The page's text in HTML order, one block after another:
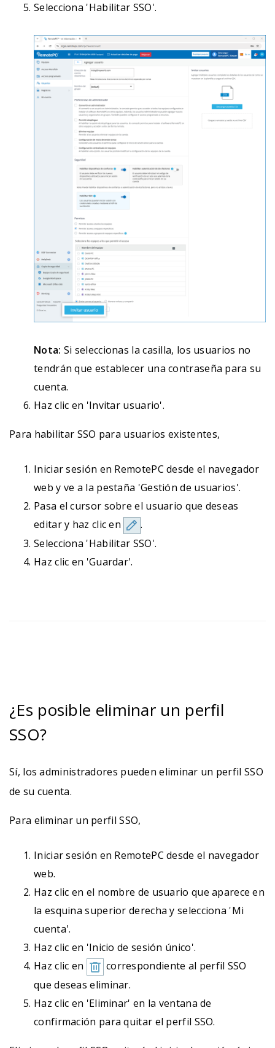
Selecciona 'Habilitar SSO'.
Nota: Si seleccionas la casilla, los usuarios no
tendrán que establecer una contraseña para su
cuenta.
Haz clic en 'Invitar usuario'.
Para habilitar SSO para usuarios existentes,
Iniciar sesión en RemotePC desde el navegador
web y ve a la pestaña 'Gestión de usuarios'.
Pasa el cursor sobre el usuario que deseas
editar y haz clic en
.
Selecciona 'Habilitar SSO'.
Haz clic en 'Guardar'.
¿Es posible eliminar un perfil
SSO?
Sí, los administradores pueden eliminar un perfil SSO
de su cuenta.
Para eliminar un perfil SSO,
Iniciar sesión en RemotePC desde el navegador
web.
Haz clic en el nombre de usuario que aparece en
la esquina superior derecha y selecciona 'Mi
cuenta'.
Haz clic en 'Inicio de sesión único'.
Haz clic en
correspondiente al perfil SSO
que deseas eliminar.
Haz clic en 'Eliminar' en la ventana de
confirmación para quitar el perfil SSO.